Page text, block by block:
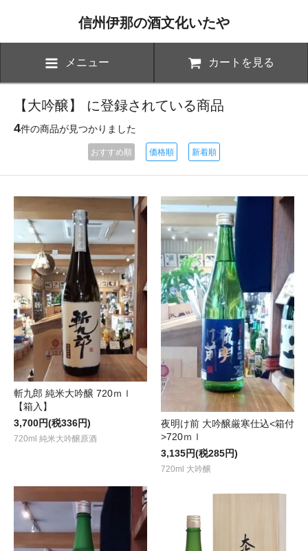
信州伊那の酒文化いたや
メニュー カートを見る
【大吟醸】 に登録されている商品
4件の商品が見つかりました
おすすめ順 価格順 新着順
斬九郎 純米大吟醸 720ｍｌ
【箱入】
3,700円(税336円)
720ml 純米大吟醸原酒
夜明け前 大吟醸厳寒仕込<箱付
>720ｍｌ
3,135円(税285円)
720ml 大吟醸